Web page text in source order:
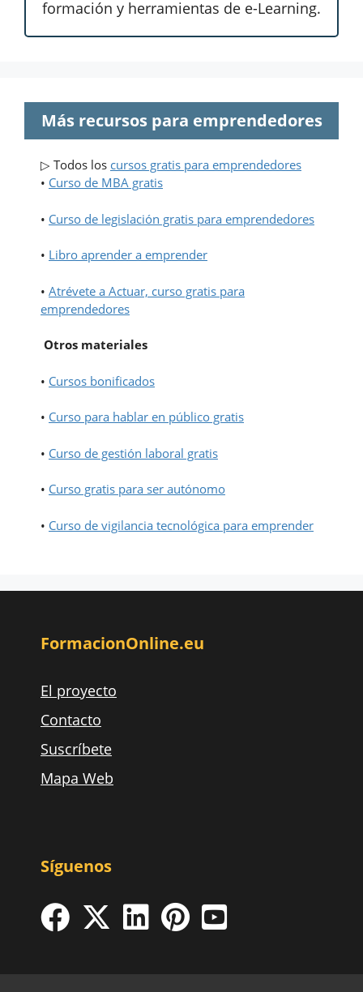
formación y herramientas de e-Learning.
Más recursos para emprendedores
▷ Todos los cursos gratis para emprendedores
• Curso de MBA gratis
• Curso de legislación gratis para emprendedores
• Libro aprender a emprender
• Atrévete a Actuar, curso gratis para
emprendedores
Otros materiales
• Cursos bonificados
• Curso para hablar en público gratis
• Curso de gestión laboral gratis
• Curso gratis para ser autónomo
• Curso de vigilancia tecnológica para emprender
FormacionOnline.eu
El proyecto
Contacto
Suscríbete
Mapa Web
Síguenos